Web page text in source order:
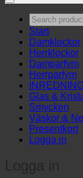
Search
products
…
Start
Damklockor
Herrklockor
Damparfym
Herrparfym
Glas &
Smycken
Väskor &
Presentkort
Logga in